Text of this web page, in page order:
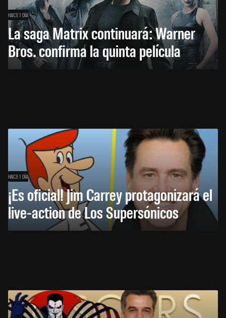
HACE 1 DÍA
La saga Matrix continuará: Warner
Bros. confirma la quinta película
HACE 1 DÍA
¡Es oficial! Jim Carrey protagonizará el
live-action de Los Supersónicos